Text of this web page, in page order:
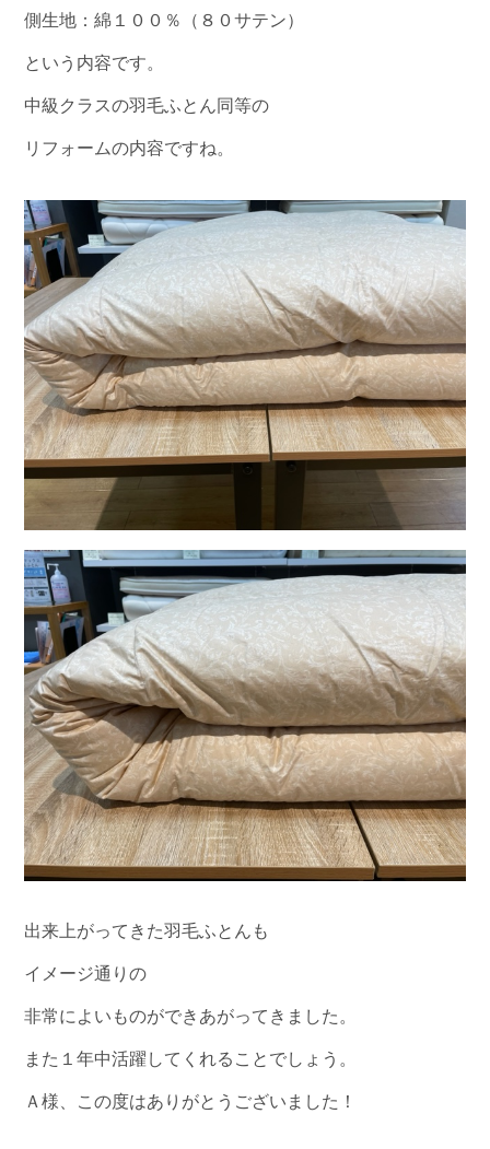
側生地：綿１００％（８０サテン）
という内容です。
中級クラスの羽毛ふとん同等の
リフォームの内容ですね。
出来上がってきた羽毛ふとんも
イメージ通りの
非常によいものができあがってきました。
また１年中活躍してくれることでしょう。
Ａ様、この度はありがとうございました！